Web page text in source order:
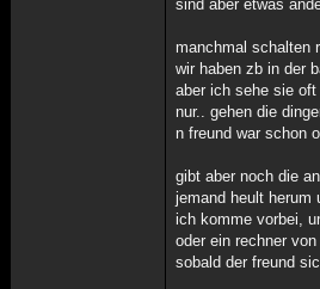
sind aber etwas
manchmal schalten
wir haben zb in der
aber ich sehe sie
nur.. gehen die
n freund war schon
gibt aber noch die
jemand heult
ich komme vorbei,
oder ein rechner
sobald der freund